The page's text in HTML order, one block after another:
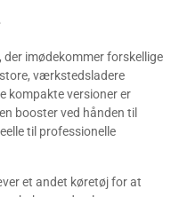
imødekommer forskellige
værkstedsladere
kompakte versioner er
booster ved hånden til
til professionelle
et andet køretøj for at